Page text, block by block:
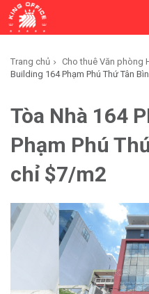
Trang chủ Cho thuê Văn phòng
Building 164 Phạm Phú Thứ Tân
Tòa Nhà 164
Phạm Phú
chỉ $7/m2